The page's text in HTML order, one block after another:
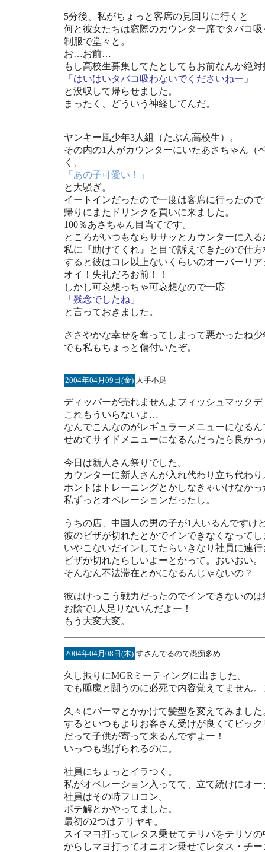
5分後、私がちょっと客席の見回りに行くと
何と彼女たちは窓際のカウンター席でタバコ
制服で堂々と。
お…お前…
もし高校生募集してたとしてもお前なんか絶
「はいはいタバコ吸わないでくださいねー」
と没収して帰らせました。
まったく、どういう神経してんだ。
ヤンキー風少年3人組（たぶん高校生）。
その内の1人がカウンターにいたあさちゃん（
く、
「あの子可愛い！」
と大騒ぎ。
イートインだったので一度は客席に行ったので
帰りにまたドリンクを買いに来ました。
100％あさちゃん目当てです。
ところがいつもならササッとカウンターに入
私に『助けてくれ』と目で訴えてきたので仕
すると彼はコレ以上ないくらいのオーバーリ
オイ！失礼だろお前！！
しかし可哀想っちゃ可哀想なので一応
「残念でしたね」
と言っておきました。
ささやかな幸せを奪ってしまって悪かったね少
でも私もちょっと傷付いたぞ。
2004年04月09日(金) 人手不足
ディッパーが売れませんよフィッシュマック
これもういらないよ…
なんでこんなのがレギュラーメニューになる
せめてサイドメニューになるんだったら良かっ
今日は新人さん祭りでした。
カウンターに新人さんが入れ代わり立ち代わり
ホントはトレーニングとかしなきゃいけなか
私ずっとオペレーションだったし。
うちの店、中国人の男の子が1人いるんですけ
彼のビザが切れたとかでインできなくなって
いやこないだインしてたらいきなり社員に連
ビザが切れたらしいよーとかって。おいおい。
そんなん不法滞在とかになるんじゃないの？
彼はけっこう戦力だったのでインできないのは
お陰で1人足りないんだよー！
もう大変大変。
2004年04月08日(木) すさんでるので愚痴多め
久し振りにMGRミーティングに出ました。
でも睡魔と闘うのに必死で内容覚えてません
久々にパーマとかかけて髪型を変えてみました
するといつもよりお客さん受けが良くてビック
だって子供が寄って来るんですよー！
いっつも逃げられるのに。
社員にちょっとイラつく。
私がオペレーション入ってて、立て続けにオ
社員はその時フロコン。
ポテ解とかやってました。
最初の2つはテリヤキ。
スイマヨ打ってレタス乗せてテリパをテリソ
からしマヨ打ってオニオン乗せてレタス・チ